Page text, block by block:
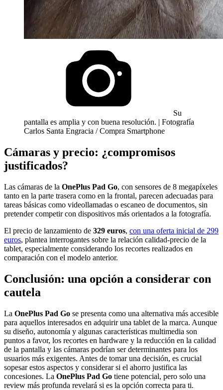
Su
pantalla es amplia y con buena resolución. | Fotografía
Carlos Santa Engracia / Compra Smartphone
Cámaras y precio: ¿compromisos
justificados?
Las cámaras de la OnePlus Pad Go, con sensores de 8 megapíxeles
tanto en la parte trasera como en la frontal, parecen adecuadas para
tareas básicas como videollamadas o escaneo de documentos, sin
pretender competir con dispositivos más orientados a la fotografía.
El precio de lanzamiento de 329 euros, con una oferta inicial de 299
euros, plantea interrogantes sobre la relación calidad-precio de la
tablet, especialmente considerando los recortes realizados en
comparación con el modelo anterior.
Conclusión: una opción a considerar con
cautela
La OnePlus Pad Go se presenta como una alternativa más accesible
para aquellos interesados en adquirir una tablet de la marca. Aunque
su diseño, autonomía y algunas características multimedia son
puntos a favor, los recortes en hardware y la reducción en la calidad
de la pantalla y las cámaras podrían ser determinantes para los
usuarios más exigentes. Antes de tomar una decisión, es crucial
sopesar estos aspectos y considerar si el ahorro justifica las
concesiones. La OnePlus Pad Go tiene potencial, pero solo una
review más profunda revelará si es la opción correcta para ti.